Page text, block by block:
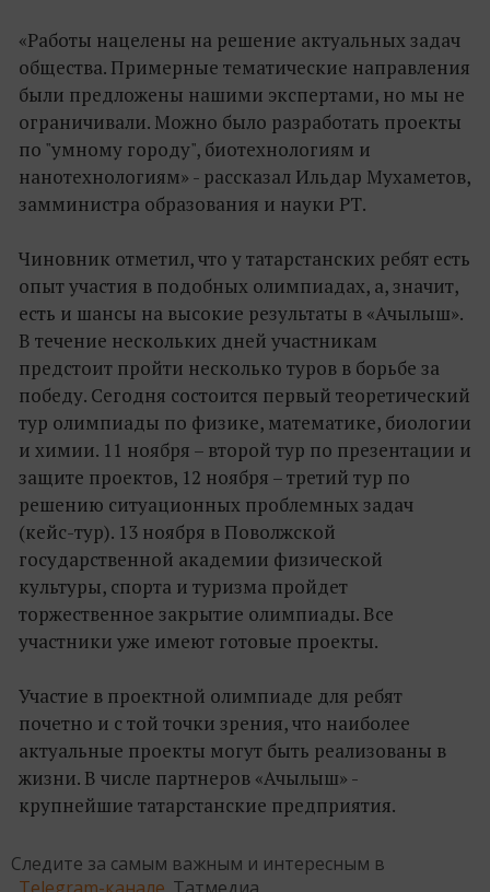
«Работы нацелены на решение актуальных задач
общества. Примерные тематические направления
были предложены нашими экспертами, но мы не
ограничивали. Можно было разработать проекты
по "умному городу", биотехнологиям и
нанотехнологиям» - рассказал Ильдар Мухаметов,
замминистра образования и науки РТ.
Чиновник отметил, что у татарстанских ребят есть
опыт участия в подобных олимпиадах, а, значит,
есть и шансы на высокие результаты в «Ачылыш».
В течение нескольких дней участникам
предстоит пройти несколько туров в борьбе за
победу. Сегодня состоится первый теоретический
тур олимпиады по физике, математике, биологии
и химии. 11 ноября – второй тур по презентации и
защите проектов, 12 ноября – третий тур по
решению ситуационных проблемных задач
(кейс-тур). 13 ноября в Поволжской
государственной академии физической
культуры, спорта и туризма пройдет
торжественное закрытие олимпиады. Все
участники уже имеют готовые проекты.
Участие в проектной олимпиаде для ребят
почетно и с той точки зрения, что наиболее
актуальные проекты могут быть реализованы в
жизни. В числе партнеров «Ачылыш» -
крупнейшие татарстанские предприятия.
Следите за самым важным и интересным в